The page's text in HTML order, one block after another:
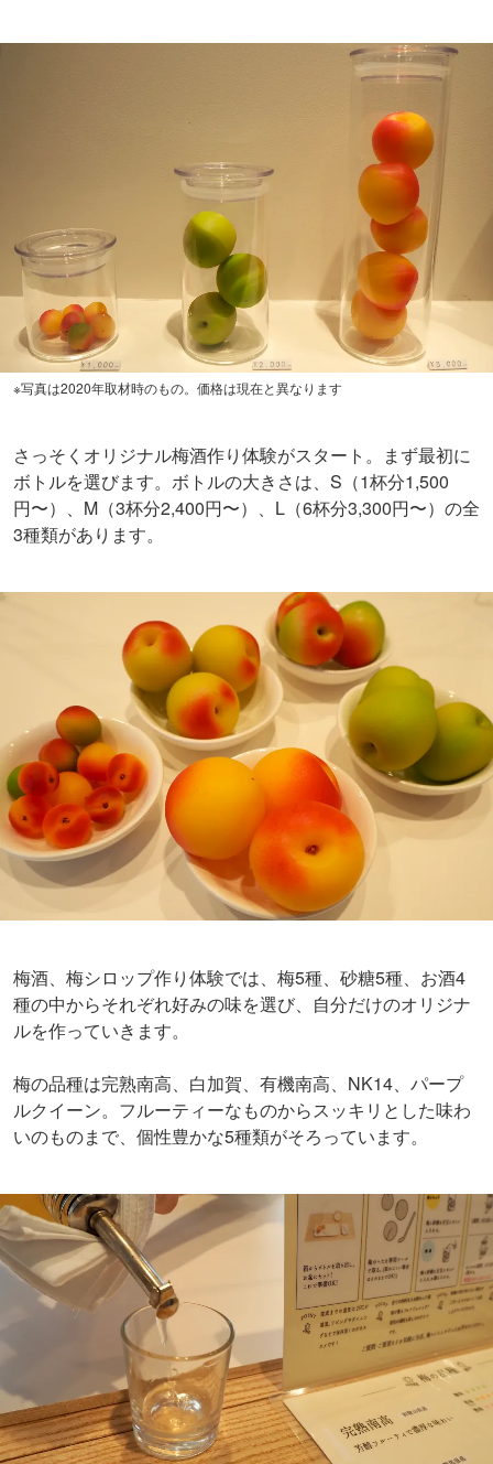
※写真は2020年取材時のもの。価格は現在と異なります
さっそくオリジナル梅酒作り体験がスタート。まず最初に
ボトルを選びます。ボトルの大きさは、 S（1杯分1,500
円〜）、M（3杯分2,400円〜）、L（6杯分3,300円〜）の全
3種類があります。
梅酒、梅シロップ作り体験では、梅5種、砂糖5種、お酒4
種の中からそれぞれ好みの味を選び、自分だけのオリジナ
ルを作っていきます。
梅の品種は完熟南高、白加賀、有機南高、NK14、パープ
ルクイーン。フルーティーなものからスッキリとした味わ
いのものまで、個性豊かな5種類がそろっています。